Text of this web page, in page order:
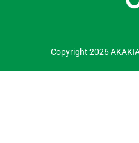
Copyright 2026